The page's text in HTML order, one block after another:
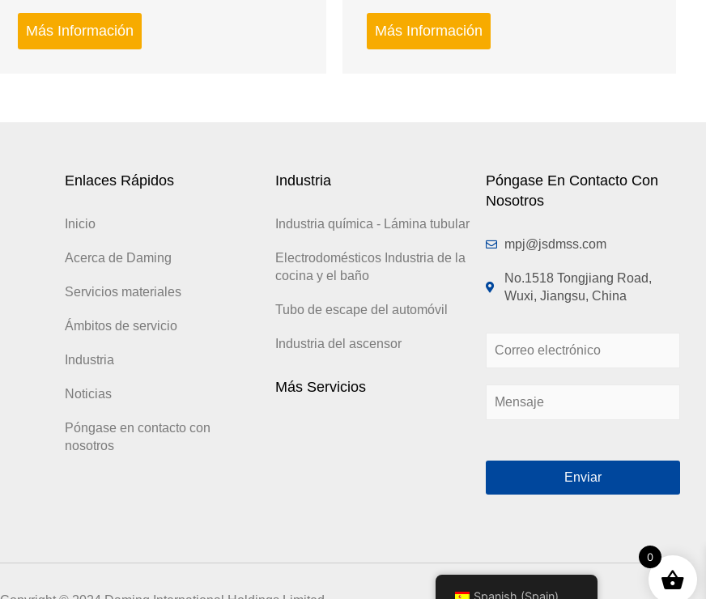
0
Más Información Más Información
Enlaces Rápidos
Inicio
Acerca de Daming
Servicios materiales
Ámbitos de servicio
Industria
Noticias
Póngase en contacto con
nosotros
Industria
Industria química - Lámina tubular
Electrodomésticos Industria de la
cocina y el baño
Tubo de escape del automóvil
Industria del ascensor
Más Servicios
Póngase En Contacto Con
Nosotros
mpj@jsdmss.com
No.1518 Tongjiang Road,
Wuxi, Jiangsu, China
l
n
a
e
Enviar
Spanish (Spain)